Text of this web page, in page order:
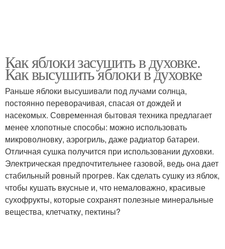
Как яблоки засушить в духовке.
Как высушить яблоки в духовке
Раньше яблоки высушивали под лучами солнца,
постоянно переворачивая, спасая от дождей и
насекомых. Современная бытовая техника предлагает
менее хлопотные способы: можно использовать
микроволновку, аэрогриль, даже радиатор батареи.
Отличная сушка получится при использовании духовки.
Электрическая предпочтительнее газовой, ведь она дает
стабильный ровный прогрев. Как сделать сушку из яблок,
чтобы кушать вкусные и, что немаловажно, красивые
сухофрукты, которые сохранят полезные минеральные
вещества, клетчатку, пектины?